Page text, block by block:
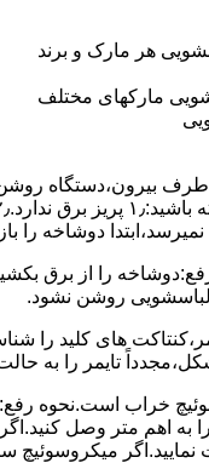
هر مارک و برند
مارکهای مختلف
به طرف
دوشاخه
را از ﺑﺮق
روﺷﻦ نشود.
ﻫﺎی ﮐﻠﯿﺪ
ﺗﺎﯾﻤﺮ را به حالت
ﺧﺮاب اﺳﺖ.نحوه
را ﺑﻪ اﻫﻢ ﻣﺘﺮ وصل